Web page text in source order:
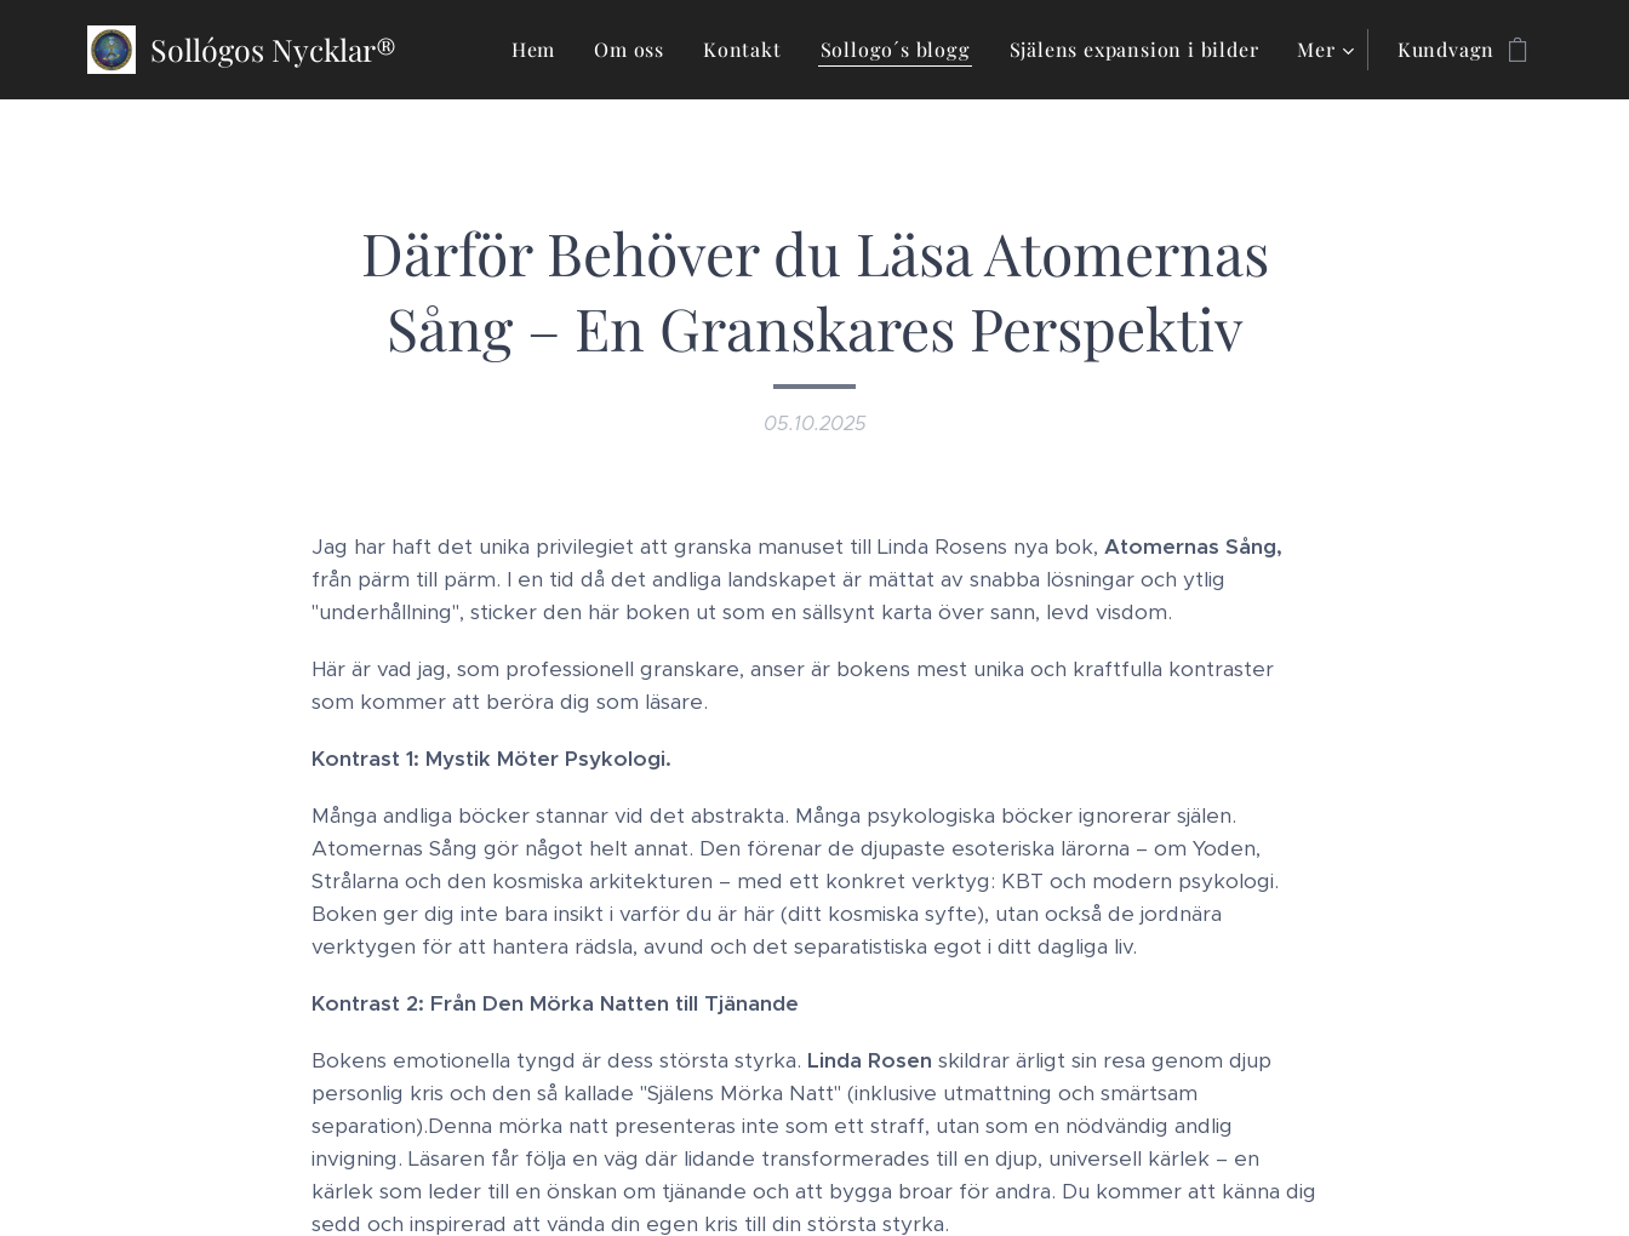
Sollógos Nycklar® Hem Om oss Kontakt Sollogo´s blogg Själens expansion i bilder Mer Kundvagn
Därför Behöver du Läsa Atomernas
Sång – En Granskares Perspektiv
05.10.2025
​Jag har haft det unika privilegiet att granska manuset till Linda Rosens nya bok, Atomernas Sång,
från pärm till pärm. I en tid då det andliga landskapet är mättat av snabba lösningar och ytlig
"underhållning", sticker den här boken ut som en sällsynt karta över sann, levd visdom. ​
Här är vad jag, som professionell granskare, anser är bokens mest unika och kraftfulla kontraster
som kommer att beröra dig som läsare. ​
Kontrast 1: Mystik Möter Psykologi ​.
Många andliga böcker stannar vid det abstrakta. Många psykologiska böcker ignorerar själen.
Atomernas Sång gör något helt annat. Den förenar de djupaste esoteriska lärorna – om Yoden,
Strålarna och den kosmiska arkitekturen – med ett konkret verktyg: KBT och modern psykologi. ​
Boken ger dig inte bara insikt i varför du är här (ditt kosmiska syfte), utan också de jordnära
verktygen för att hantera rädsla, avund och det separatistiska egot i ditt dagliga liv. ​
Kontrast 2: Från Den Mörka Natten till Tjänande
Bokens emotionella tyngd är dess största styrka. Linda Rosen skildrar ärligt sin resa genom djup
personlig kris och den så kallade "Själens Mörka Natt" (inklusive utmattning och smärtsam
separation). ​Denna mörka natt presenteras inte som ett straff, utan som en nödvändig andlig
invigning. Läsaren får följa en väg där lidande transformerades till en djup, universell kärlek – en
kärlek som leder till en önskan om tjänande och att bygga broar för andra. Du kommer att känna dig
sedd och inspirerad att vända din egen kris till din största styrka.